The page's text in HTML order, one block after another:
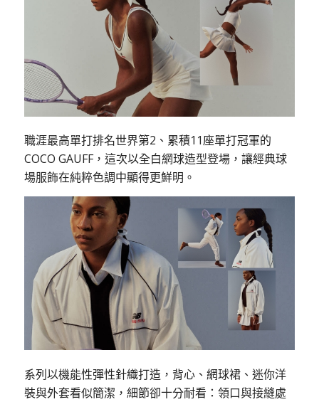
職涯最高單打排名世界第2、累積11座單打冠軍的
COCO GAUFF，這次以全白網球造型登場，讓經典球
場服飾在純粹色調中顯得更鮮明。
系列以機能性彈性針織打造，背心、網球裙、迷你洋
裝與外套看似簡潔，細節卻十分耐看：領口與接縫處